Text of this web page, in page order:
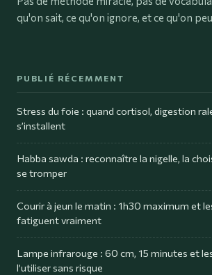
qu'on sait, ce qu'on ignore, et ce qu'on
PUBLIÉ RÉCEMMENT
Stress du foie : quand cortisol, digestion
s’installent
Habba sawda : reconnaître la nigelle, la
se tromper
Courir à jeun le matin : 1h30 maximum et
fatiguent vraiment
Lampe infrarouge : 60 cm, 15 minutes et
l’utiliser sans risque